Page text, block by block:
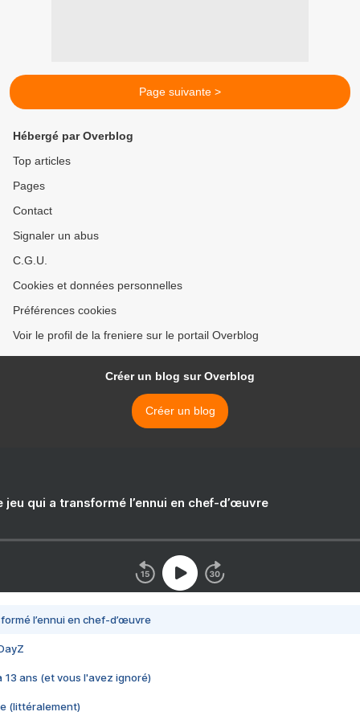
Page suivante >
Hébergé par Overblog
Top articles
Pages
Contact
Signaler un abus
C.G.U.
Cookies et données personnelles
Préférences cookies
Voir le profil de la freniere sur le portail Overblog
Créer un blog sur Overblog
Créer un blog
jeu qui a transformé l’ennui en chef-d’œuvre
l’ennui en chef-d’œuvre
13 ans (et vous l'avez ignoré)
(littéralement)